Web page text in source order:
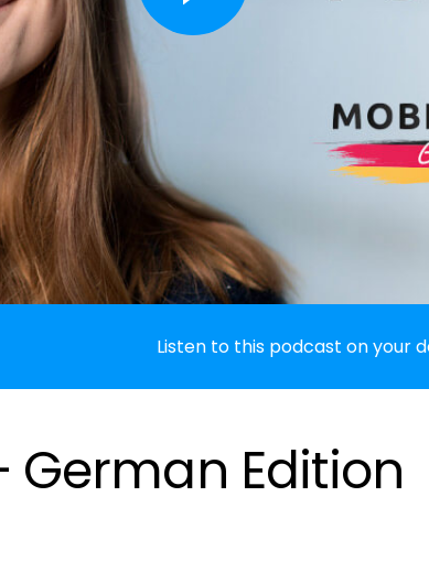
Listen to this podcast on your
German Edition